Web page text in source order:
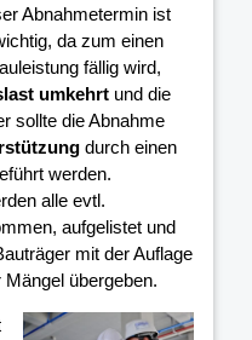
Abnahmetermin ist
da zum einen
fällig wird,
umkehrt und die
sollte die Abnahme
durch einen
werden.
alle evtl.
aufgelistet und
mit der Auflage
übergeben.